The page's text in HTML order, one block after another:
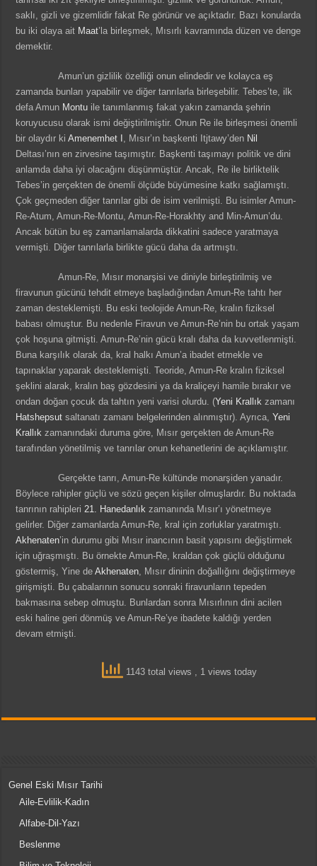
saklı, gizli ve gizemlidir fakat Re görünür ve açıktadır. Bazı konularda
bu iki olaya ait Maat’la birleşmek, Mısırlı kavramında düzen ve denge
demektir.
Amun’un gizlilik özelliği onun elindedir ve kolayca eş
zamanda bunları yapabilir ve diğer tanrılarla birleşebilir. Tebes’te, ilk
defa Amun Montu ile tanımlanmış fakat yakın zamanda şehrin
koruyucusu olarak ismi değiştirilmiştir. Onun Re ile birleşmesi önemli
bir olaydır kiAmenemhet I , Mısır’ın başkenti Itjtawy’den Nil
Deltası’nın en zirvesine taşımıştır. Başkenti taşımayı politik ve dini
anlamda daha iyi olacağını düşünmüştür. Ancak, Re ile birliktelik
Tebes’in gerçekten de önemli ölçüde büyümesine katkı sağlamıştı.
Çok geçmeden diğer tanrılar gibi de isim verilmişti. Bu isimler Amun-
Re-Atum, Amun-Re-Montu, Amun-Re-Horakhty and Min-Amun’du.
Ancak bütün bu eş zamanlamalarda dikkatini sadece yaratmaya
vermişti. Diğer tanrılarla birlikte gücü daha da artmıştı.
Amun-Re, Mısır monarşisi ve diniyle birleştirilmiş ve
firavunun gücünü tehdit etmeye başladığından Amun-Re tahtı her
zaman desteklemişti. Bu eski teolojide Amun-Re, kralın fiziksel
babası olmuştur. Bu nedenle Firavun ve Amun-Re’nin bu ortak yaşam
çok hoşuna gitmişti. Amun-Re’nin gücü kralı daha da kuvvetlenmişti.
Buna karşılık olarak da, kral halkı Amun’a ibadet etmekle ve
tapınaklar yaparak desteklemişti. Teoride, Amun-Re kralın fiziksel
şeklini alarak, kralın baş gözdesini ya da kraliçeyi hamile bırakır ve
ondan doğan çocuk da tahtın yeni varisi olurdu. (Yeni Krallık zamanı
Hatshepsut saltanatı zamanı belgelerinden alınmıştır). Ayrıca,Yeni
Krallık zamanındaki duruma göre, Mısır gerçekten de Amun-Re
tarafından yönetilmiş ve tanrılar onun kehanetlerini de açıklamıştır.
Gerçekte tanrı, Amun-Re kültünde monarşiden yanadır.
Böylece rahipler güçlü ve sözü geçen kişiler olmuşlardır. Bu noktada
tanrının rahipleri21. Hanedanlık zamanında Mısır’ı yönetmeye
gelirler. Diğer zamanlarda Amun-Re, kral için zorluklar yaratmıştı.
Akhenaten’in durumu gibi Mısır inancının basit yapısını değiştirmek
için uğraşmıştı. Bu örnekte Amun-Re, kraldan çok güçlü olduğunu
göstermiş, Yine deAkhenaten, Mısır dininin doğallığını değiştirmeye
girişmişti. Bu çabalarının sonucu sonraki firavunların tepeden
bakmasına sebep olmuştu. Bunlardan sonra Mısırlının dini acilen
eski haline geri dönmüş ve Amun-Re’ye ibadete kaldığı yerden
devam etmişti.
1143 total views , 1 views today
Genel Eski Mısır Tarihi
Aile-Evlilik-Kadın
Alfabe-Dil-Yazı
Beslenme